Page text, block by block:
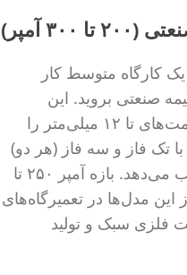
کارگاه متوسط کار
صنعتی بروید. این
دستگاه‌ها توانایی جوشکاری ضخامت‌های تا ۱۲ میلی‌متر را
با تک فاز و سه فاز (هر دو)
را دارند که انعطاف بالایی در نصب می‌دهد. بازه آمپر ۲۵۰ تا
این مدل‌ها در تعمیرگاه‌های
فلزی سبک و تولید